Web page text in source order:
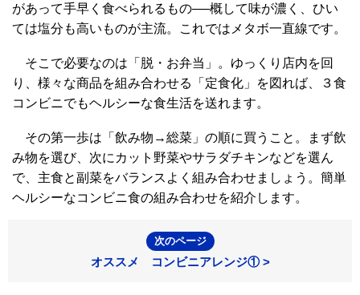
があって手早く食べられるもの──概して味が濃く、ひい
ては塩分も高いものが主流。これではメタボ一直線です。
そこで必要なのは「脱・お弁当」。ゆっくり店内を回
り、様々な商品を組み合わせる「定食化」を図れば、３食
コンビニでもヘルシーな食生活を送れます。
その第一歩は「飲み物→総菜」の順に買うこと。まず飲
み物を選び、次にカット野菜やサラダチキンなどを選ん
で、主食と副菜をバランスよく組み合わせましょう。簡単
ヘルシーなコンビニ食の組み合わせを紹介します。
次のページ
オススメ コンビニアレンジ① >